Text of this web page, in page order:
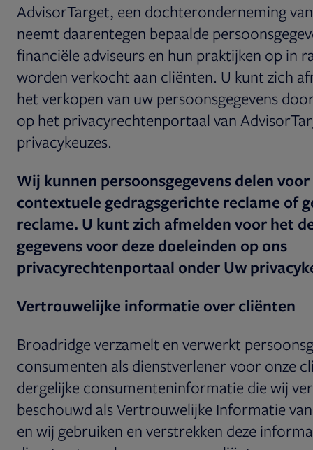
AdvisorTarget, een dochteronderneming
neemt daarentegen bepaalde
financiële adviseurs en hun praktijken op in
worden verkocht aan cliënten. U kunt zich
het verkopen van uw persoonsgegevens
op het privacyrechtenportaal van
privacykeuzes.
Wij kunnen persoonsgegevens delen
contextuele gedragsgerichte reclame of
reclame. U kunt zich afmelden voor het
gegevens voor deze doeleinden op ons
privacyrechtenportaal onder Uw
Vertrouwelijke informatie over cliënten
Broadridge verzamelt en verwerkt
consumenten als dienstverlener voor onze
dergelijke consumenteninformatie die wij
beschouwd als Vertrouwelijke Informatie
en wij gebruiken en verstrekken deze